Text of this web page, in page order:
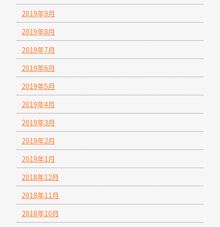
2019年9月
2019年8月
2019年7月
2019年6月
2019年5月
2019年4月
2019年3月
2019年2月
2019年1月
2018年12月
2018年11月
2018年10月